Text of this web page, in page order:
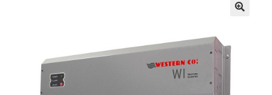
My account